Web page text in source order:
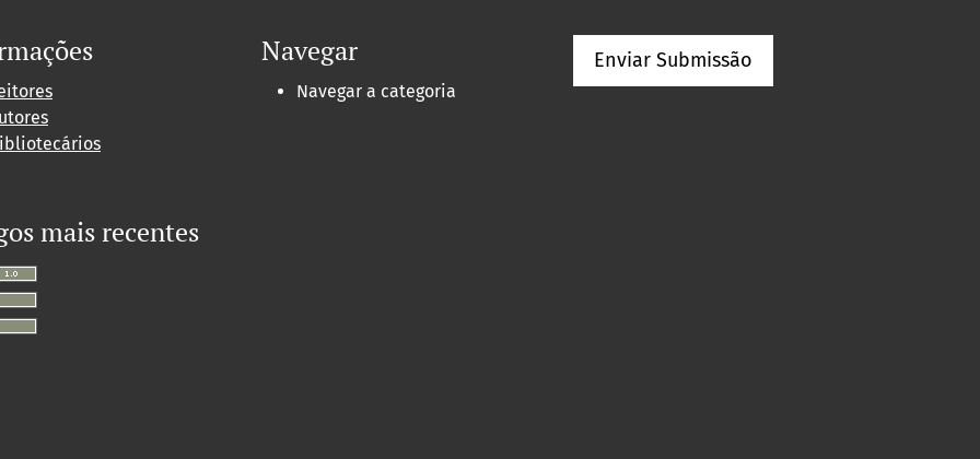
Navegar
Navegar a categoria
Enviar Submissão
mais recentes